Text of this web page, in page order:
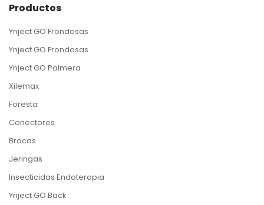
Productos
Ynject GO Frondosas
Ynject GO Frondosas
Ynject GO Palmera
Xilemax
Foresta
Conectores
Brocas
Jeringas
Insecticidas Endoterapia
Ynject GO Back